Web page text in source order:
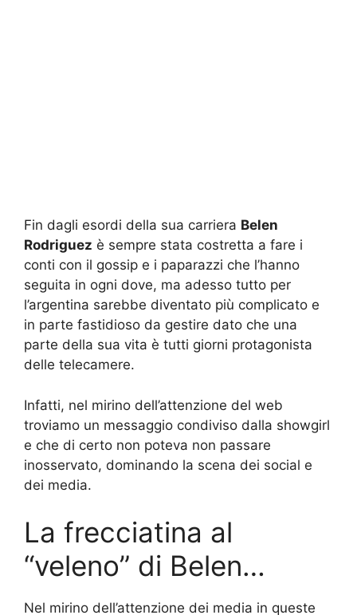
Fin dagli esordi della sua carriera Belen
Rodriguez è sempre stata costretta a fare i
conti con il gossip e i paparazzi che l’hanno
seguita in ogni dove, ma adesso tutto per
l’argentina sarebbe diventato più complicato e
in parte fastidioso da gestire dato che una
parte della sua vita è tutti giorni protagonista
delle telecamere.
Infatti, nel mirino dell’attenzione del web
troviamo un messaggio condiviso dalla showgirl
e che di certo non poteva non passare
inosservato, dominando la scena dei social e
dei media.
La frecciatina al
“veleno” di Belen…
Nel mirino dell’attenzione dei media in queste